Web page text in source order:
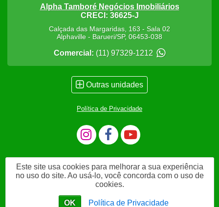
Alpha Tamboré Negócios Imobiliários
CRECI: 36625-J
Calçada das Margaridas, 163 - Sala 02
Alphaville - Barueri/SP, 06453-038
Comercial: (11) 97329-1212
Outras unidades
Política de Privacidade
Este site usa cookies para melhorar a sua experiência
no uso do site. Ao usá-lo, você concorda com o uso de
cookies.
OK Política de Privacidade